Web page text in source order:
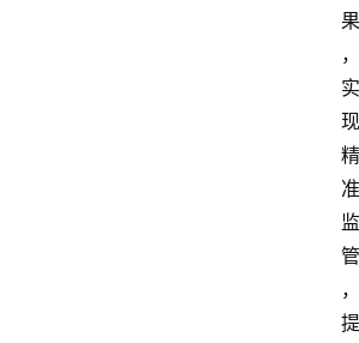
果
，
实
现
精
准
监
管
，
提